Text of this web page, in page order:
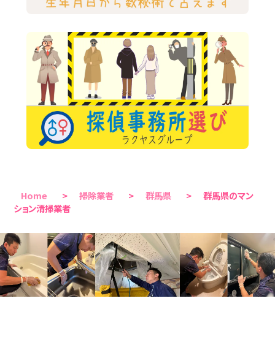
Home > 掃除業者 > 群馬県 >
群馬県のマン
ション清掃業者